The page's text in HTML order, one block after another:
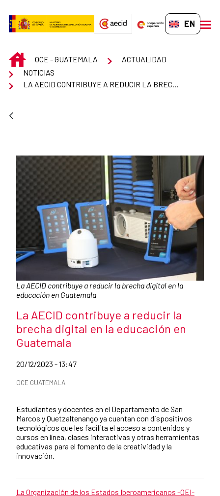
EN-GB
INICIOOCE - GUATEMALA
ACTUALIDAD
NOTICIAS
Caption:
La AECID contribuye a reducir la brecha digital en la
educación en Guatemala
News title
La AECID contribuye a reducir la
brecha digital en la educación en
Guatemala
Date of publication of the news item
20/12/2023 - 13:47
News categories
OCE GUATEMALA
Estudiantes y docentes en el Departamento de San
Marcos y Quetzaltenango ya cuentan con dispositivos
tecnológicos que les facilita el acceso a contenidos y
cursos en línea, clases interactivas y otras herramientas
educativas para el fomento de la creatividad y la
innovación.
News content
La Organización de los Estados Iberoamericanos -OEI-